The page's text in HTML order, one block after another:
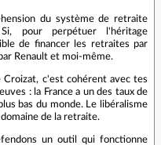
du système de retraite
pour perpétuer l'héritage
de financer les retraites par
Renault et moi-même.
Croizat, c'est cohérent avec tes
: la France a un des taux de
bas du monde. Le libéralisme
de la retraite.
un outil qui fonctionne